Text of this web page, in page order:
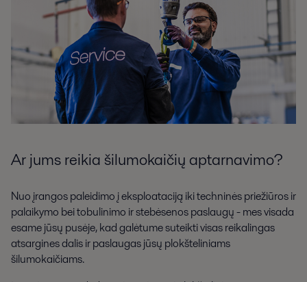
Ar jums reikia šilumokaičių aptarnavimo?
Nuo įrangos paleidimo į eksploataciją iki techninės priežiūros ir
palaikymo bei tobulinimo ir stebėsenos paslaugų - mes visada
esame jūsų pusėje, kad galėtume suteikti visas reikalingas
atsargines dalis ir paslaugas jūsų plokšteliniams
šilumokaičiams.